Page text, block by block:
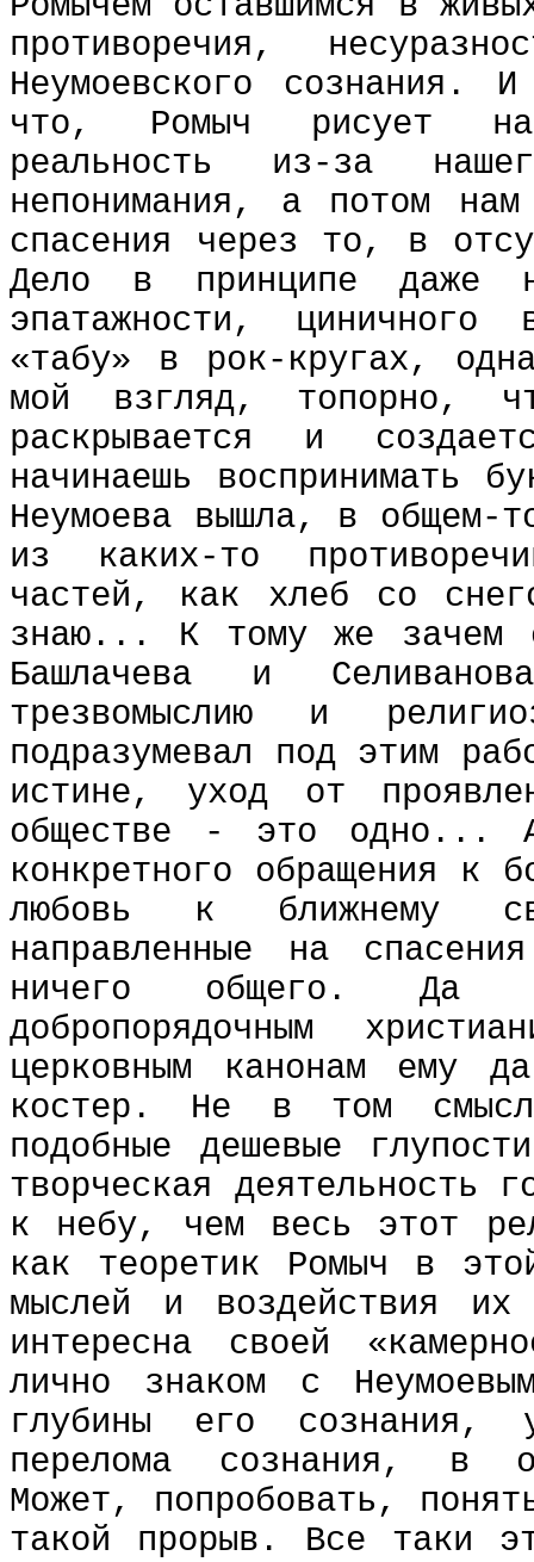
противоречия,
Неумоевского сознания.
что, Ромыч рисует нам
реальность из-за
непонимания, а потом
спасения через то, в
Дело в принципе
эпатажности,
«табу» в рок-кругах,
мой взгляд, топорно,
раскрывается и
начинаешь воспринимать
Неумоева вышла, в общем-
из каких-то
частей, как хлеб со
знаю... К тому же зачем
Башлачева и
трезвомыслию и
подразумевал под этим
истине, уход от
обществе - это одно... А
конкретного обращения к
любовь к ближнему
направленные на
ничего общего. Да
добропорядочным
церковным канонам
костер. Не в том
подобные дешевые
творческая деятельность
к небу, чем весь этот
как теоретик Ромыч в
мыслей и воздействия
интересна своей
лично знаком с
глубины его сознания,
перелома сознания, в
Может, попробовать,
такой прорыв. Все таки